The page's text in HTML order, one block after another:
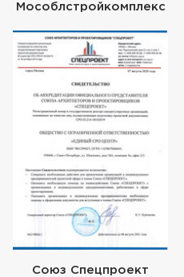
Мособлстройкомплекс
Союз Спецпроект